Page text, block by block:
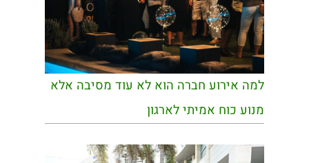
למה אירוע חברה הוא לא עוד מסיבה אלא
מנוע כוח אמיתי לארגון